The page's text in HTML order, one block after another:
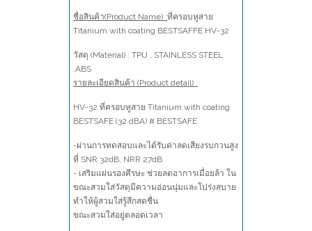
ชื่อสินค้า(Product Name) :ที่ครอบหูสาย
Titanium with coating BESTSAFFE HV-32
วัสดุ (Material) : TPU , STAINLESS STEEL
,ABS
รายละเอียดสินค้า (Product detail) :
HV-32 ที่ครอบหูสาย Titanium with coating
BESTSAFE (32 dBA) # BESTSAFE
-ผ่านการทดสอบและได้รับค่าลดเสียงรบกวนสูง
ที่ SNR 32dB, NRR 27dB
- เสริมแผ่นรองศีรษะ ช่วยลดอาการเมื่อยล้า ใน
ขณะสวมใส่วัสดุมีความอ่อนนุ่มและโปร่งสบาย
ทำให้ผู้สวมใส่รู้สึกสดชื่น
ขณะสวมใส่อยู่ตลอดเวลา